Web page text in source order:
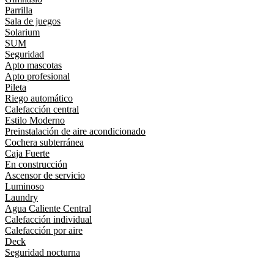
Parrilla
Sala de juegos
Solarium
SUM
Seguridad
Apto mascotas
Apto profesional
Pileta
Riego automático
Calefacción central
Estilo Moderno
Preinstalación de aire acondicionado
Cochera subterránea
Caja Fuerte
En construcción
Ascensor de servicio
Luminoso
Laundry
Agua Caliente Central
Calefacción individual
Calefacción por aire
Deck
Seguridad nocturna